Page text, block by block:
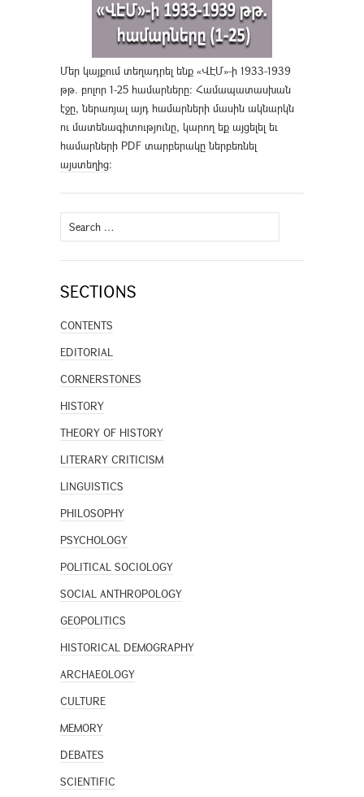
Մեր կայքում տեղադրել ենք «ՎԷՄ»-ի 1933-1939
թթ. բոլոր 1-25 համարները։ Համապատասխան
էջը, ներառյալ այդ համարների մասին ակնարկն
ու մատենագիտությունը, կարող եք այցելել եւ
համարների PDF տարբերակը ներբեռնել
այստեղից։
Search
for:
SECTIONS
CONTENTS
EDITORIAL
CORNERSTONES
HISTORY
THEORY OF HISTORY
LITERARY CRITICISM
LINGUISTICS
PHILOSOPHY
PSYCHOLOGY
POLITICAL SOCIOLOGY
SOCIAL ANTHROPOLOGY
GEOPOLITICS
HISTORICAL DEMOGRAPHY
ARCHAEOLOGY
CULTURE
MEMORY
DEBATES
SCIENTIFIC